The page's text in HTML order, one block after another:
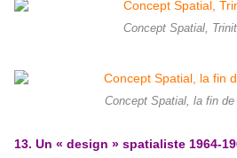
Concept Spatial,
Concept Spatial, la fin de
13. Un « design » spatialiste 1964-